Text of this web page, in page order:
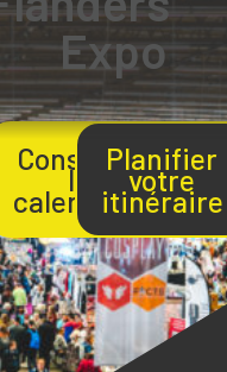
Expo
Consulter
le
calendrier
Planifier
votre
itinéraire